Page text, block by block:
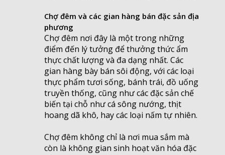
Chợ đêm và các gian hàng bán đặc sản địa
phương
Chợ đêm nơi đây là một trong những
điểm đến lý tưởng để thưởng thức ẩm
thực chất lượng và đa dạng nhất. Các
gian hàng bày bán sôi động, với các loại
thực phẩm tươi sống, bánh trái, đồ uống
truyền thống, cũng như các đặc sản chế
biến tại chỗ như cá sông nướng, thịt
hoang dã khô, hay các loại nấm tự nhiên.
Chợ đêm không chỉ là nơi mua sắm mà
còn là không gian sinh hoạt văn hóa đặc